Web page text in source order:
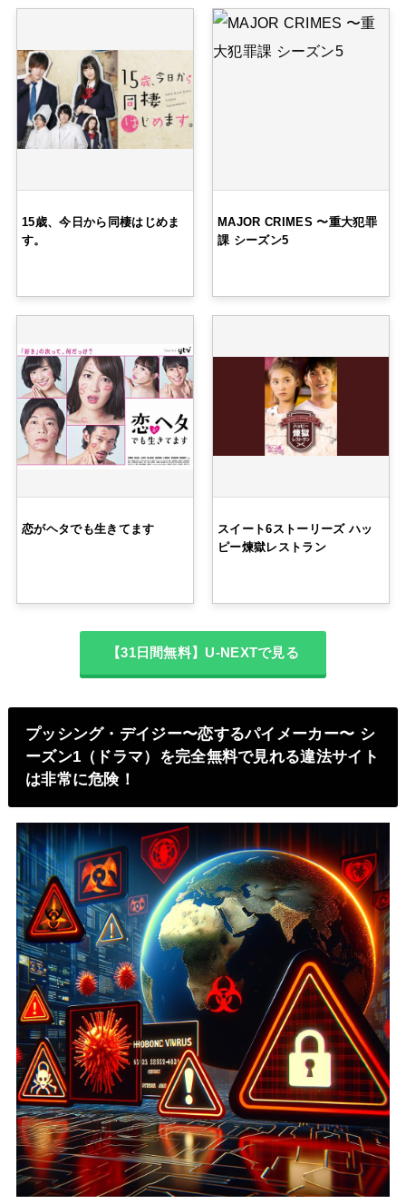
15歳、今日から同棲はじめま
す。
MAJOR CRIMES 〜重大犯罪
課 シーズン5
恋がヘタでも生きてます
スイート6ストーリーズ ハッ
ピー煉獄レストラン
【31日間無料】U-NEXTで見る
プッシング・デイジー〜恋するパイメーカー〜 シ
ーズン1（ドラマ）を完全無料で見れる違法サイト
は非常に危険！